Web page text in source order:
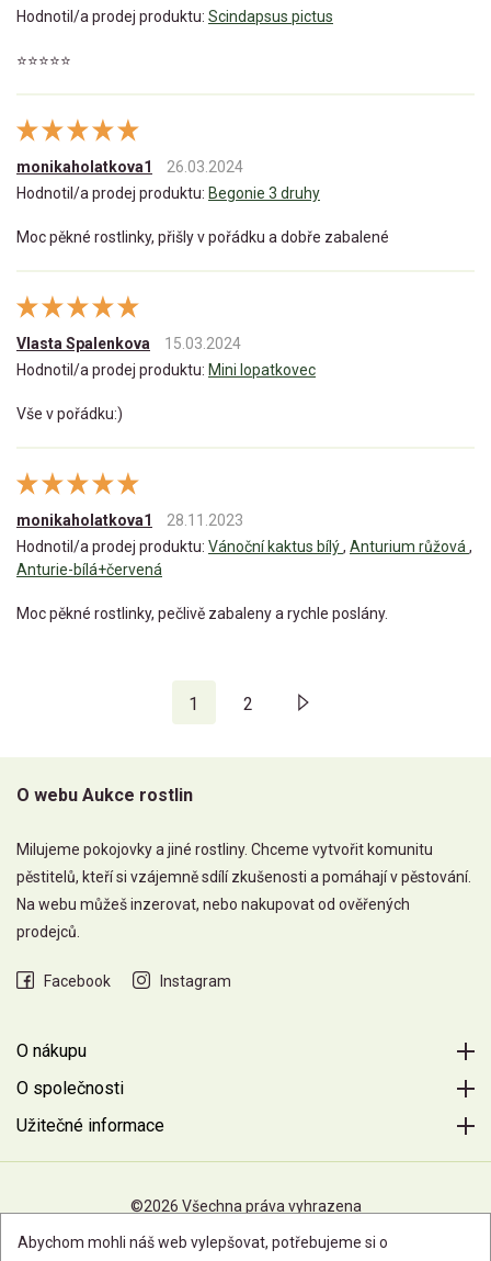
Hodnotil/a prodej produktu: Scindapsus pictus
⭐️⭐️⭐️⭐️⭐️
monikaholatkova1
26.03.2024
Hodnotil/a prodej produktu: Begonie 3 druhy
Moc pěkné rostlinky, přišly v pořádku a dobře zabalené
Vlasta Spalenkova
15.03.2024
Hodnotil/a prodej produktu: Mini lopatkovec
Vše v pořádku:)
monikaholatkova1
28.11.2023
Hodnotil/a prodej produktu: Vánoční kaktus bílý, Anturium růžová ,
Anturie-bílá+červená
Moc pěkné rostlinky, pečlivě zabaleny a rychle poslány.
1 2
O webu Aukce rostlin
Milujeme pokojovky a jiné rostliny. Chceme vytvořit komunitu
pěstitelů, kteří si vzájemně sdílí zkušenosti a pomáhají v pěstování.
Na webu můžeš inzerovat, nebo nakupovat od ověřených
prodejců.
Facebook Instagram
O nákupu
O společnosti
Užitečné informace
©2026 Všechna práva vyhrazena
Abychom mohli náš web vylepšovat, potřebujeme si o